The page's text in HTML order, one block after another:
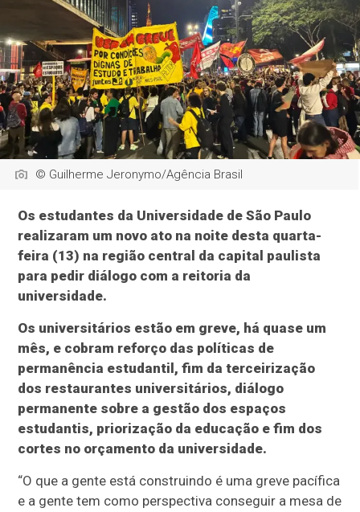
© Guilherme Jeronymo/Agência Brasil
Os estudantes da Universidade de São Paulo
realizaram um novo ato na noite desta quarta-
feira (13) na região central da capital paulista
para pedir diálogo com a reitoria da
universidade.
Os universitários estão em greve, há quase um
mês, e cobram reforço das políticas de
permanência estudantil, fim da terceirização
dos restaurantes universitários, diálogo
permanente sobre a gestão dos espaços
estudantis, priorização da educação e fim dos
cortes no orçamento da universidade.
“O que a gente está construindo é uma greve pacífica
e a gente tem como perspectiva conseguir a mesa de